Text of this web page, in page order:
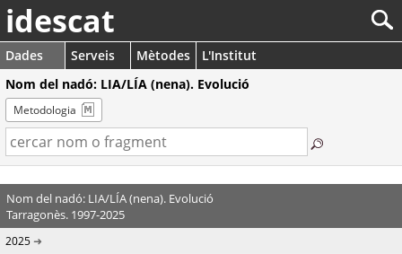
idescat
Dades Serveis Mètodes
L'Institut
Nom del nadó: LIA/LÍA (nena). Evolució
Metodologia
Nom del nadó: LIA/LÍA (nena). Evolució
Tarragonès. 1997-2025
2025